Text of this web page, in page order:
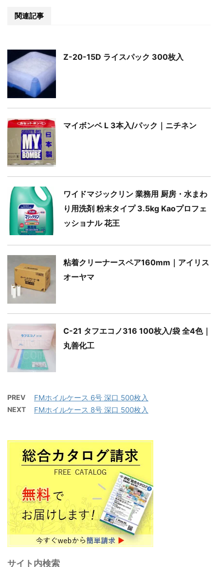
関連記事
Z-20-15D ライスパック 300枚入
マイボンベ L 3本入/パック｜ニチネン
ワイドマジックリン 業務用 厨房・水まわ
り用洗剤 粉末タイプ 3.5kg Kaoプロフェ
ッショナル 花王
粘着クリーナースペア160mm｜アイリス
オーヤマ
C-21 タフエコノ316 100枚入/袋 全4色｜
丸善化工
PREV FMホイルケース 6号 深口 500枚入
NEXT FMホイルケース 8号 深口 500枚入
サイト内検索